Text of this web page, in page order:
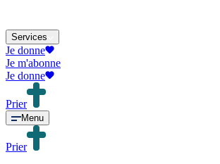
Services
Je donne
Je m'abonne
Je donne
Prier
Menu
Prier